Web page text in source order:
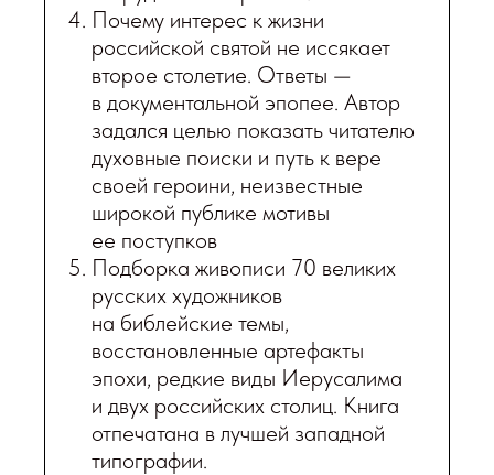
Почему интерес к жизни
российской святой не иссякает
второе столетие. Ответы —
в документальной эпопее. Автор
задался целью показать читателю
духовные поиски и путь к вере
своей героини, неизвестные
широкой публике мотивы
ее поступков
Подборка живописи 70 великих
русских художников
на библейские темы,
восстановленные артефакты
эпохи, редкие виды Иерусалима
и двух российских столиц. Книга
отпечатана в лучшей западной
типографии.